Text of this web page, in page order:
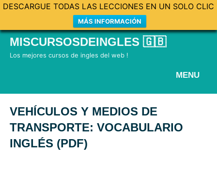
DESCARGUE TODAS LAS LECCIONES EN UN SOLO CLIC
MÁS INFORMACIÓN
SkipMISCURSOSDEINGLES 🇬🇧
Los mejores cursos de ingles del web !
MENU
VEHÍCULOS Y MEDIOS DE
TRANSPORTE: VOCABULARIO
INGLÉS (PDF)